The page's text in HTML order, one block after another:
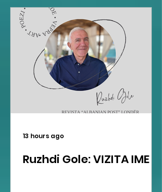
Ruzhdi Gole: VIZITA IME
13 hours ago